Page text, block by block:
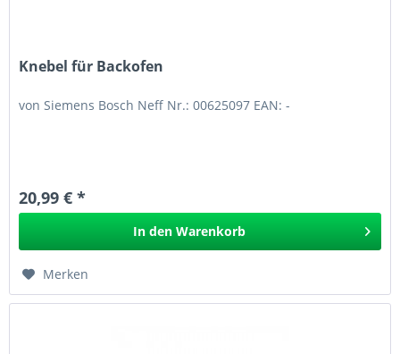
Knebel für Backofen
von Siemens Bosch Neff Nr.: 00625097 EAN: -
20,99 € *
In den Warenkorb
Merken